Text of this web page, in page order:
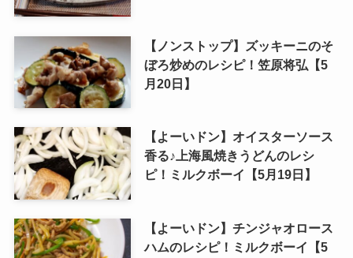
【ノンストップ】ズッキーニのそ
ぼろ炒めのレシピ！笠原将弘【5
月20日】
【よーいドン】オイスターソース
香る♪上海風焼きうどんのレシ
ピ！ミルクボーイ【5月19日】
【よーいドン】チンジャオロース
ハムのレシピ！ミルクボーイ【5